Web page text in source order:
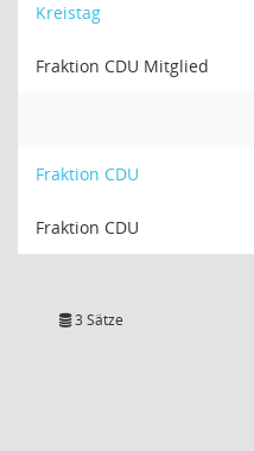
Kreistag
Fraktion CDU Mitglied
Fraktion CDU
Fraktion CDU
3 Sätze